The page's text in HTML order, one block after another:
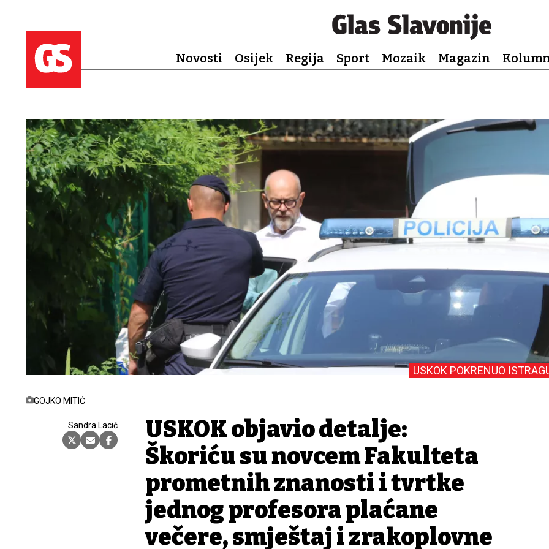
Novosti Osijek Regija Sport Mozaik Magazin
GOJKO MITIĆ
Sandra Lacić
USKOK POKRENUO
USKOK objavio detalje:
Škoriću su novcem Fakulteta
prometnih znanosti i tvrtke
jednog profesora plaćane
večere, smještaj i zrakoplovne